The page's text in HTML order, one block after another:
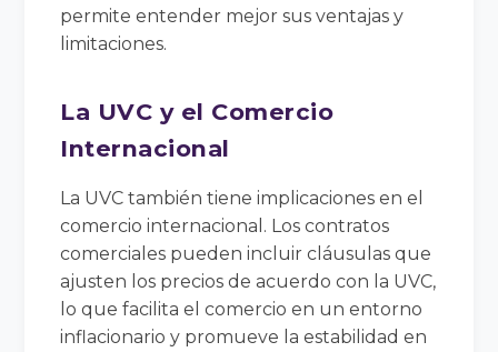
permite entender mejor sus ventajas y
limitaciones.
La UVC y el Comercio
Internacional
La UVC también tiene implicaciones en el
comercio internacional. Los contratos
comerciales pueden incluir cláusulas que
ajusten los precios de acuerdo con la UVC,
lo que facilita el comercio en un entorno
inflacionario y promueve la estabilidad en